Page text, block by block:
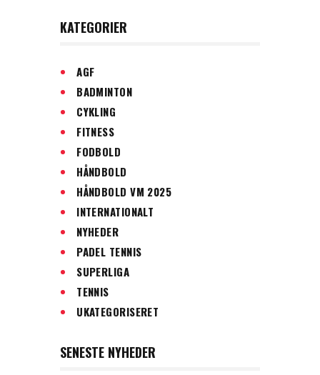
KATEGORIER
AGF
BADMINTON
CYKLING
FITNESS
FODBOLD
HÅNDBOLD
HÅNDBOLD VM 2025
INTERNATIONALT
NYHEDER
PADEL TENNIS
SUPERLIGA
TENNIS
UKATEGORISERET
SENESTE NYHEDER